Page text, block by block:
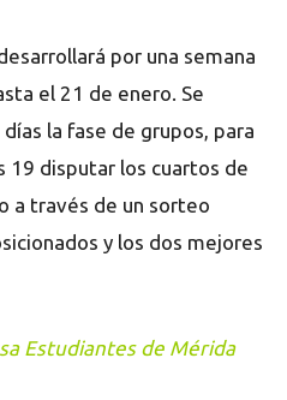
por una semana
el 21 de enero. Se
la fase de grupos, para
disputar los cuartos de
a través de un sorteo
y los dos mejores
Estudiantes de Mérida